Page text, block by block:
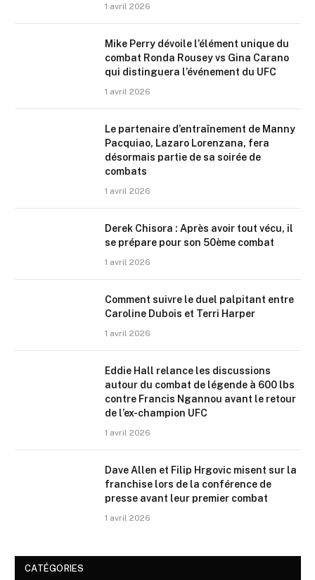
1 avril 2026
Mike Perry dévoile l’élément unique du
combat Ronda Rousey vs Gina Carano
qui distinguera l’événement du UFC
1 avril 2026
Le partenaire d’entraînement de Manny
Pacquiao, Lazaro Lorenzana, fera
désormais partie de sa soirée de
combats
1 avril 2026
Derek Chisora : Après avoir tout vécu, il
se prépare pour son 50ème combat
1 avril 2026
Comment suivre le duel palpitant entre
Caroline Dubois et Terri Harper
1 avril 2026
Eddie Hall relance les discussions
autour du combat de légende à 600 lbs
contre Francis Ngannou avant le retour
de l’ex-champion UFC
1 avril 2026
Dave Allen et Filip Hrgovic misent sur la
franchise lors de la conférence de
presse avant leur premier combat
1 avril 2026
CATÉGORIES